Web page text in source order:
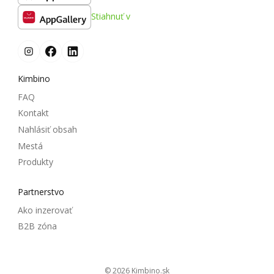
Stiahnuť v
Kimbino
FAQ
Kontakt
Nahlásiť obsah
Mestá
Produkty
Partnerstvo
Ako inzerovať
B2B zóna
© 2026 kimbino.sk